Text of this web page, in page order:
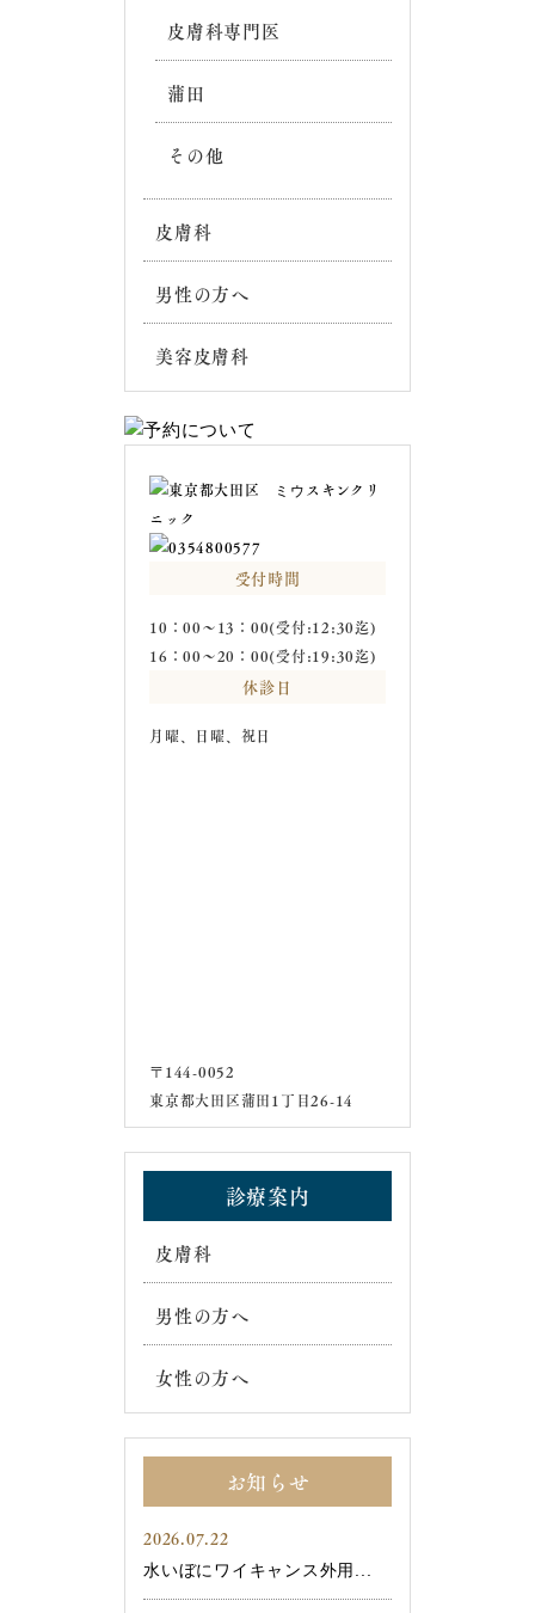
皮膚科専門医
蒲田
その他
皮膚科
男性の方へ
美容皮膚科
受付時間
10：00～13：00(受付:12:30迄)
16：00～20：00(受付:19:30迄)
休診日
月曜、日曜、祝日
〒144-0052
東京都大田区蒲田1丁目26-14
診療案内
皮膚科
男性の方へ
女性の方へ
お知らせ
2026.07.22
水いぼにワイキャンス外用...